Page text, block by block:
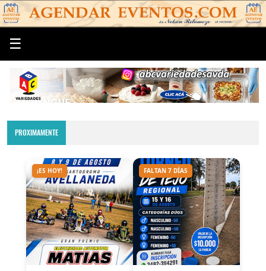
☰
PROXIMAMENTE
¡ES HOY! FALTAN 7 DÍAS